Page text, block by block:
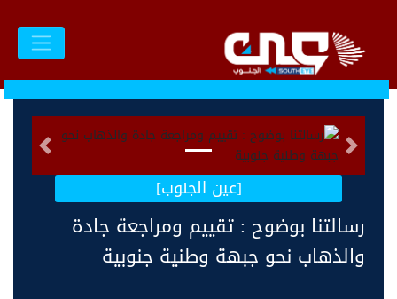
التالى السابق
[عين الجنوب]
رسالتنا بوضوح : تقييم ومراجعة جادة
والذهاب نحو جبهة وطنية جنوبية